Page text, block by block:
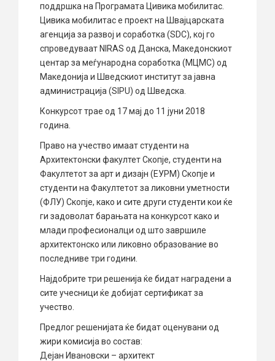
поддршка на Програмата Цивика мобилитас.
Цивика мобилитас е проект на Швајцарската
агенција за развој и соработка (SDC), кој го
спроведуваат NIRAS од Данска, Македонскиот
центар за меѓународна соработка (МЦМС) од
Македонија и Шведскиот институт за јавна
администрација (SIPU) од Шведска.
Конкурсот трае од 17 мај до 11 јуни 2018
година.
Право на учество имаат студенти на
Архитектонски факултет Скопје, студенти на
Факултетот за арт и дизајн (ЕУРМ) Скопје и
студенти на Факултетот за ликовни уметности
(ФЛУ) Скопје, како и сите други студенти кои ќе
ги задоволат барањата на конкурсот како и
млади професионалци од што завршиле
архитектонско или ликовно образование во
последниве три години.
Најдобрите три решенија ќе бидат наградени а
сите учесници ќе добијат сертификат за
учество.
Предлог решенијата ќе бидат оценувани од
жири комисија во состав:
Дејан Ивановски – архитект